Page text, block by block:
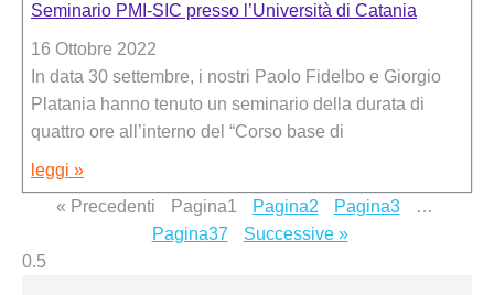
Seminario PMI-SIC presso l’Università di Catania
16 Ottobre 2022
In data 30 settembre, i nostri Paolo Fidelbo e Giorgio
Platania hanno tenuto un seminario della durata di
quattro ore all’interno del “Corso base di
leggi »
« Precedenti
Pagina1 Pagina2 Pagina3
…
Pagina37 Successive »